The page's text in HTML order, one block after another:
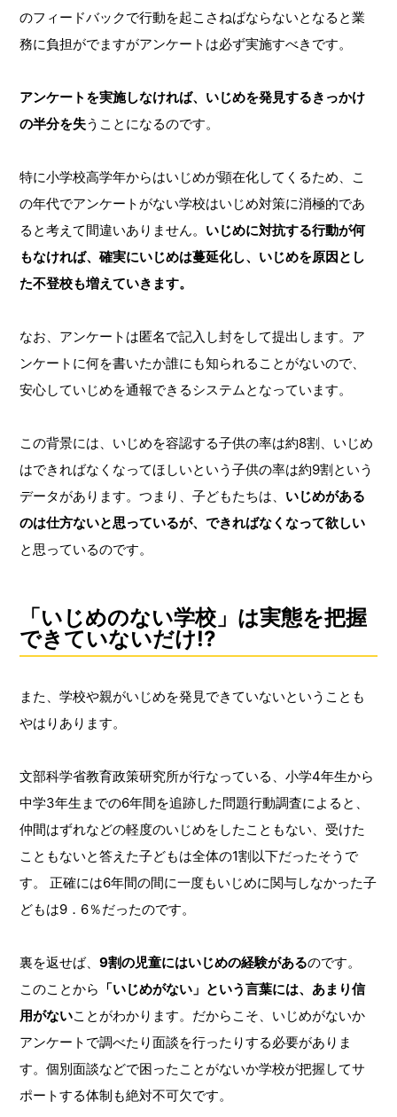
のフィードバックで行動を起こさねばならないとなると業
務に負担がでますがアンケートは必ず実施すべきです。
アンケートを実施しなければ、いじめを発見するきっかけ
の半分を失うことになるのです。
特に小学校高学年からはいじめが顕在化してくるため、こ
の年代でアンケートがない学校はいじめ対策に消極的であ
ると考えて間違いありません。 いじめに対抗する行動が何
もなければ、確実にいじめは蔓延化し、いじめを原因とし
た不登校も増えていきます。
なお、アンケートは匿名で記入し封をして提出します。ア
ンケートに何を書いたか誰にも知られることがないので、
安心していじめを通報できるシステムとなっています。
この背景には、いじめを容認する子供の率は約8割、いじめ
はできればなくなってほしいという子供の率は約9割という
データがあります。つまり、子どもたちは、 いじめがある
のは仕方ないと思っているが、できればなくなって欲しい
と思っているのです。
「いじめのない学校」は実態を把握
できていないだけ!?
また、学校や親がいじめを発見できていないということも
やはりあります。
文部科学省教育政策研究所が行なっている、小学4年生から
中学3年生までの6年間を追跡した問題行動調査によると、
仲間はずれなどの軽度のいじめをしたこともない、受けた
こともないと答えた子どもは全体の1割以下だったそうで
す。 正確には6年間の間に一度もいじめに関与しなかった子
どもは9．6％だったのです。
裏を返せば、9割の児童にはいじめの経験があるのです。
このことから 「いじめがない」という言葉には、あまり信
用がないことがわかります。だからこそ、いじめがないか
アンケートで調べたり面談を行ったりする必要がありま
す。個別面談などで困ったことがないか学校が把握してサ
ポートする体制も絶対不可欠です。